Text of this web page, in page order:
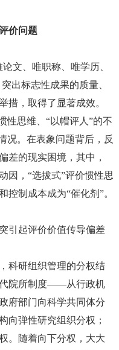
价问题
论文、唯职称、唯学历、
出标志性成果的质量、
措，取得了显著成效。
性思维、“以帽评人”的不
况。在表象问题背后，反
差的现实困境，其中，
因，“选拔式”评价惯性思
制成本成为“催化剂”。
引起评价价值传导偏差
科研组织管理的分权结
院所制度——从行政机
府部门向科学共同体分
弹性研究组织分权；
。随着向下分权，大大